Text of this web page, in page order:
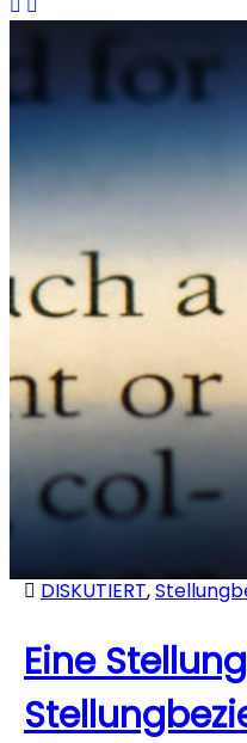
DISKUTIERT,
Eine